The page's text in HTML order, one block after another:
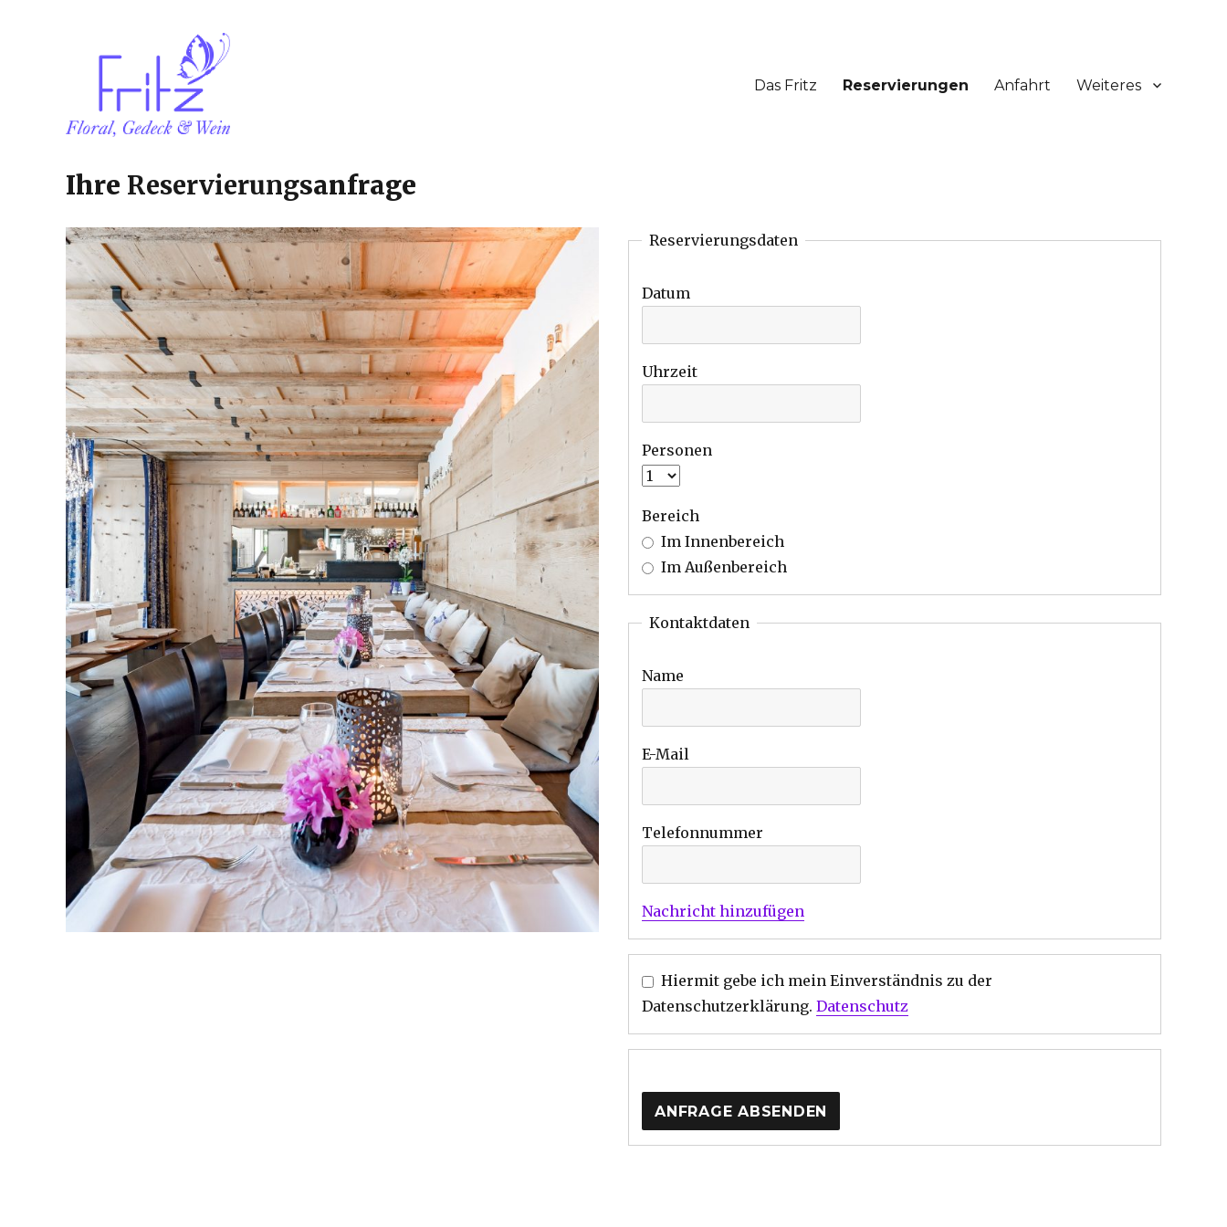
Das Fritz beim Waldcafe in Pfullingen
Das Fritz Reservierungen Anfahrt Weiteres
Ihre Reservierungsanfrage
Reservierungsdaten
Datum
Uhrzeit
Personen
Bereich
Im Innenbereich
Im Außenbereich
Kontaktdaten
Name
E-Mail
Telefonnummer
Nachricht hinzufügen
Datenschutzerklärung. Datenschutz
ANFRAGE ABSENDEN